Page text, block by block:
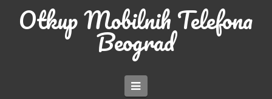
Otkup Mobilnih Telefona
Beograd
Navigation